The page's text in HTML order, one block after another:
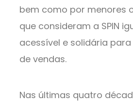
bem como por menores
que consideram a SPIN
acessível e solidária
de vendas.
Nas últimas quatro